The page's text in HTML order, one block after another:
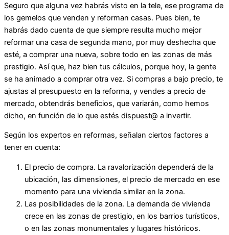
Seguro que alguna vez habrás visto en la tele, ese programa de
los gemelos que venden y reforman casas. Pues bien, te
habrás dado cuenta de que siempre resulta mucho mejor
reformar una casa de segunda mano, por muy deshecha que
esté, a comprar una nueva, sobre todo en las zonas de más
prestigio. Así que, haz bien tus cálculos, porque hoy, la gente
se ha animado a comprar otra vez. Si compras a bajo precio, te
ajustas al presupuesto en la reforma, y vendes a precio de
mercado, obtendrás beneficios, que variarán, como hemos
dicho, en función de lo que estés dispuest@ a invertir.
Según los expertos en reformas, señalan ciertos factores a
tener en cuenta:
El precio de compra. La ravalorización dependerá de la
ubicación, las dimensiones, el precio de mercado en ese
momento para una vivienda similar en la zona.
Las posibilidades de la zona. La demanda de vivienda
crece en las zonas de prestigio, en los barrios turísticos,
o en las zonas monumentales y lugares históricos.